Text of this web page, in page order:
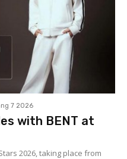
7 2026
with BENT at
2026, taking place from